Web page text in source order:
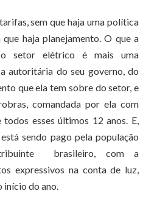
sem que haja uma política
haja planejamento. O que a
setor elétrico é mais uma
autoritária do seu governo, do
que ela tem sobre do setor, e
comandada por ela com
esses últimos 12 anos. E,
sendo pago pela população
brasileiro, com a
expressivos na conta de luz,
início do ano.